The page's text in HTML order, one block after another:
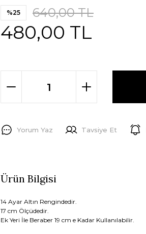
%25 640,00 TL
480,00 TL
Yorum Yaz Tavsiye Et
Ürün Bilgisi
14 Ayar Altın Rengindedir.
17 cm Ölçüdedir.
Ek Yeri İle Beraber 19 cm e Kadar Kullanılabilir.